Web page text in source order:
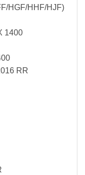
HGF/HHF/HJF)
1400
RR